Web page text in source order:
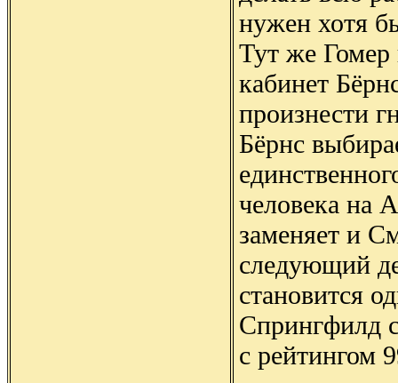
нужен хотя
Тут же Гомер
кабинет
произнести
Бёрнс
человека на
заменяет и
следующий
становится
Спрингфилд
с рейтингом